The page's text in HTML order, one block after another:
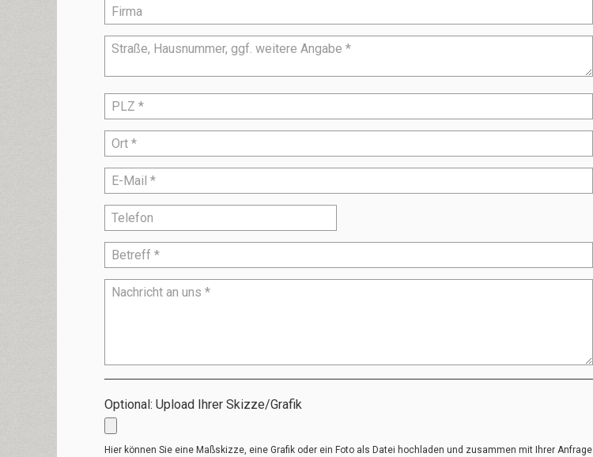
Optional: Upload Ihrer Skizze/Grafik
Hier können Sie eine Maßskizze, eine Grafik oder ein Foto als Datei hochladen und zusammen mit Ihrer Anfrage